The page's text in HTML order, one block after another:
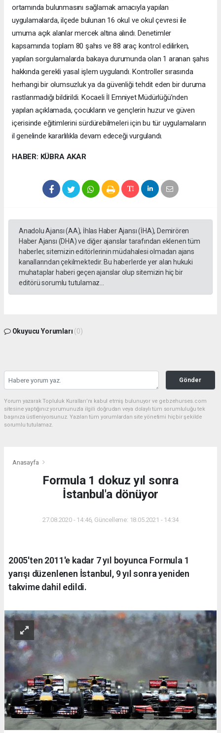
ortamında bulunmasını sağlamak amacıyla yapılan
uygulamalarda, ilçede bulunan 16 okul ve okul çevresi ile
umuma açık alanlar mercek altına alındı. Denetimler
kapsamında toplam 80 şahıs ve 88 araç kontrol edilirken,
yapılan sorgulamalarda bakaya durumunda olan 1 aranan şahıs
hakkında gerekli yasal işlem uygulandı. Kontroller sırasında
herhangi bir olumsuzluk ya da güvenliği tehdit eden bir duruma
rastlanmadığı bildirildi. Kocaeli İl Emniyet Müdürlüğü’nden
yapılan açıklamada, çocukların ve gençlerin huzur ve güven
içerisinde eğitimlerini sürdürebilmeleri için bu tür uygulamaların
il genelinde kararlılıkla devam edeceği vurgulandı.
HABER: KÜBRA AKAR
Anadolu Ajansı (AA), İhlas Haber Ajansı (İHA), Demirören
Haber Ajansı (DHA) ve diğer ajanslar tarafından eklenen tüm
haberler, sitemizin editörlerinin müdahalesi olmadan ajans
kanallarından çekilmektedir. Bu haberlerde yer alan hukuki
muhataplar haberi geçen ajanslar olup sitemizin hiç bir
editörü sorumlu tutulamaz...
Okuyucu Yorumları (0)
Gönder
Yorum yazarak Topluluk Kuralları’nı kabul etmiş bulunuyor ve gebzehurses.com
sitesine yaptığınız yorumunuzla ilgili doğrudan veya dolaylı tüm sorumluluğu tek
başınıza üstleniyorsunuz. Yazılan tüm yorumlardan site yönetimi hiçbir şekilde
sorumlu tutulamaz.
Anasayfa
Formula 1 dokuz yıl sonra
İstanbul'a dönüyor
27.08.2020 - 14:46, Güncelleme: 18.05.2021 - 14:34
2005'ten 2011'e kadar 7 yıl boyunca Formula 1
yarışı düzenlenen İstanbul, 9 yıl sonra yeniden
takvime dahil edildi.